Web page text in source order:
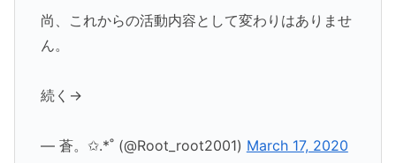
尚、これからの活動内容として変わりはありませ
ん。
続く→
— 蒼。✩.*˚ (@Root_root2001) March 17, 2020